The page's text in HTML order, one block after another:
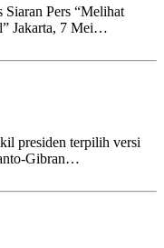
Pers “Melihat
Jakarta, 7 Mei…
presiden terpilih versi
Gibran…